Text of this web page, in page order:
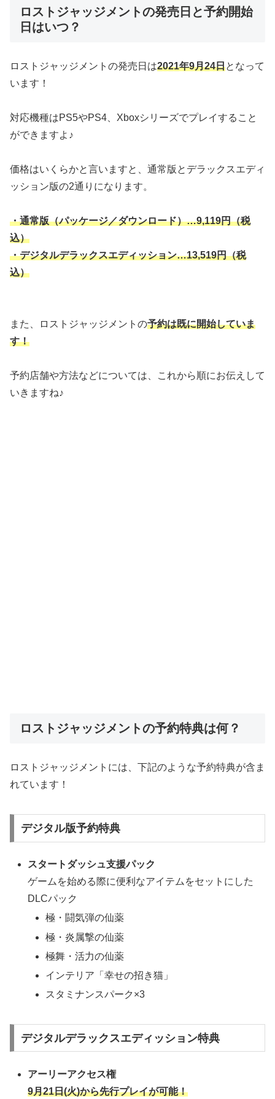
ロストジャッジメントの発売日と予約開始
日はいつ？
ロストジャッジメントの発売日は2021年9月24日となって
います！
対応機種はPS5やPS4、Xboxシリーズでプレイすること
ができますよ♪
価格はいくらかと言いますと、通常版とデラックスエディ
ッション版の2通りになります。
・通常版（パッケージ／ダウンロード）…9,119円（税
込）
・デジタルデラックスエディッション…13,519円（税
込）
また、ロストジャッジメントの予約は既に開始していま
す！
予約店舗や方法などについては、これから順にお伝えして
いきますね♪
ロストジャッジメントの予約特典は何？
ロストジャッジメントには、下記のような予約特典が含ま
れています！
デジタル版予約特典
スタートダッシュ支援パック
ゲームを始める際に便利なアイテムをセットにした
DLCパック
極・闘気弾の仙薬
極・炎属撃の仙薬
極舞・活力の仙薬
インテリア「幸せの招き猫」
スタミナンスパーク×3
デジタルデラックスエディッション特典
アーリーアクセス権
9月21日(火)から先行プレイが可能！